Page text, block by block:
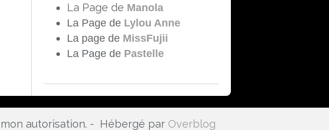
La Page de Manola
La Page de Lylou Anne
La page de MissFujii
La Page de Pastelle
autorisation. - Hébergé par Overblog